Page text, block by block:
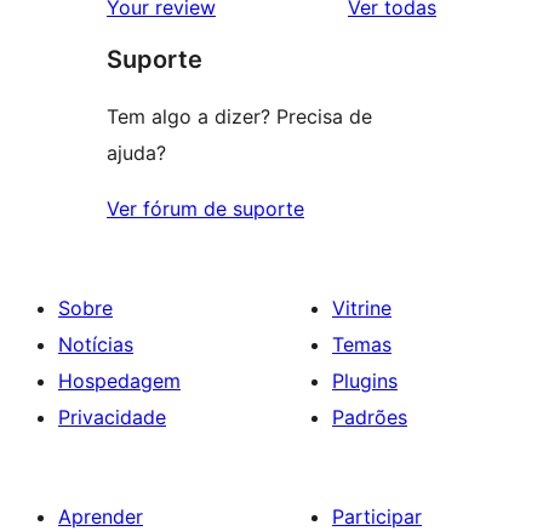
com
1
Your review Ver todasavaliações
Suporte
Tem algo a dizer? Precisa de
ajuda?
Ver fórum de suporte
Sobre
Notícias
Hospedagem
Privacidade
Vitrine
Temas
Plugins
Padrões
Aprender
Participar